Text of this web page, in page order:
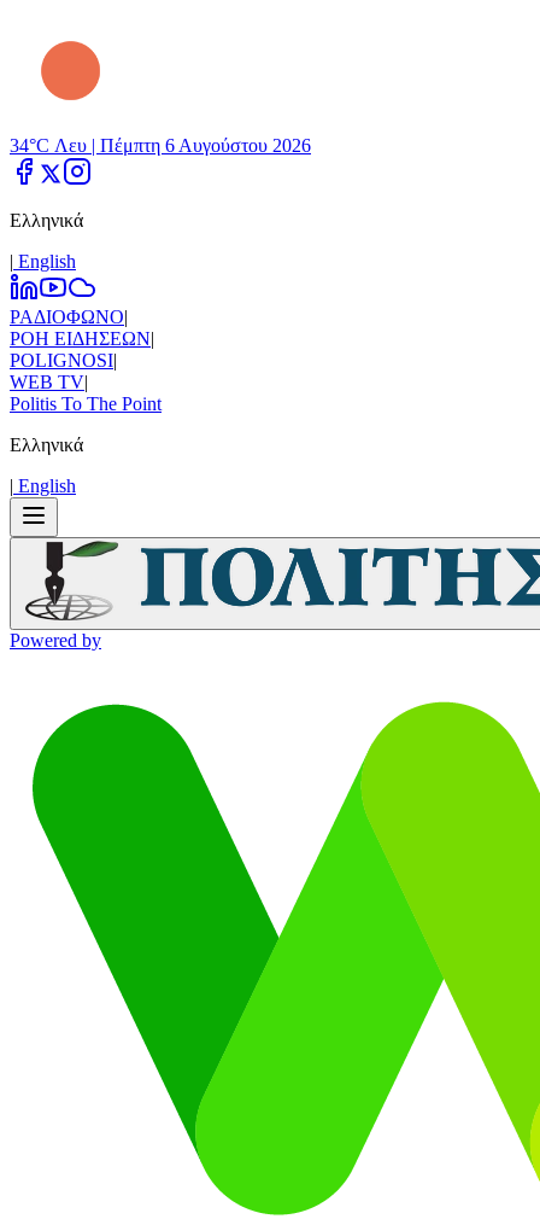
34°C Λευ | Πέμπτη 6 Αυγούστου 2026
Ελληνικά
| Εnglish
ΡΑΔΙΟΦΩΝΟ|
ΡΟΗ ΕΙΔΗΣΕΩΝ|
POLIGNOSI|
WEB TV|
Politis To The Point
Ελληνικά
| Εnglish
Powered by